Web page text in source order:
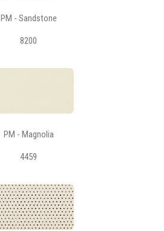
PM - Sandstone
8200
PM - Magnolia
4459